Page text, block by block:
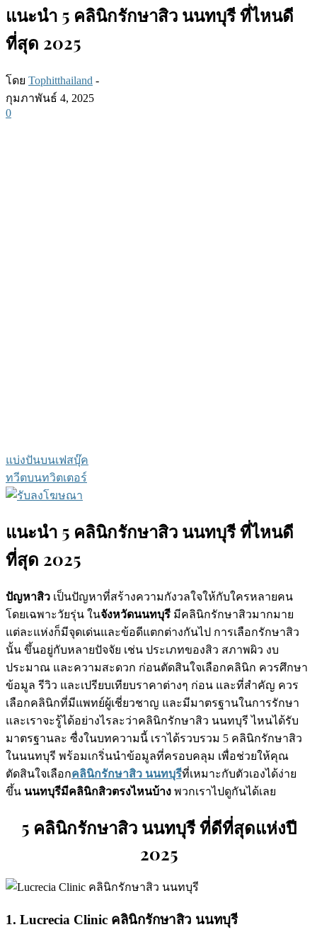
แนะนำ 5 คลินิกรักษาสิว นนทบุรี ที่ไหนดี
ที่สุด 2025
โดย Tophitthailand -
กุมภาพันธ์ 4, 2025
0
แบ่งปันบนเฟสบุ๊ค
ทวีตบนทวิตเตอร์
แนะนำ 5 คลินิกรักษาสิว นนทบุรี ที่ไหนดี
ที่สุด 2025
ปัญหาสิว เป็นปัญหาที่สร้างความกังวลใจให้กับใครหลายคน
โดยเฉพาะวัยรุ่น ในจังหวัดนนทบุรี มีคลินิกรักษาสิวมากมาย
แต่ละแห่งก็มีจุดเด่นและข้อดีแตกต่างกันไป การเลือกรักษาสิว
นั้น ขึ้นอยู่กับหลายปัจจัย เช่น ประเภทของสิว สภาพผิว งบ
ประมาณ และความสะดวก ก่อนตัดสินใจเลือกคลินิก ควรศึกษา
ข้อมูล รีวิว และเปรียบเทียบราคาต่างๆ ก่อน และที่สำคัญ ควร
เลือกคลินิกที่มีแพทย์ผู้เชี่ยวชาญ และมีมาตรฐานในการรักษา
และเราจะรู้ได้อย่างไรละว่าคลินิกรักษาสิว นนทบุรี ไหนได้รับ
มาตรฐานละ ซื่งในบทความนี้ เราได้รวบรวม 5 คลินิกรักษาสิว
ในนนทบุรี พร้อมเกริ่นนำข้อมูลที่ครอบคลุม เพื่อช่วยให้คุณ
ตัดสินใจเลือกคลินิกรักษาสิว นนทบุรีที่เหมาะกับตัวเองได้ง่าย
ขึ้น นนทบุรีมีคลินิกสิวตรงไหนบ้าง พวกเราไปดูกันได้เลย
5 คลินิกรักษาสิว นนทบุรี ที่ดีที่สุดแห่งปี
2025
1. Lucrecia Clinic คลินิกรักษาสิว นนทบุรี